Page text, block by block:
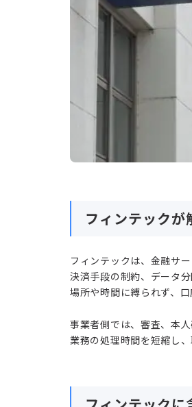
フィンテックが
フィンテックは、金融サ
決済手段の制約、データ
場所や時間に縛られず、
事業者側では、審査、本
業務の処理時間を短縮し